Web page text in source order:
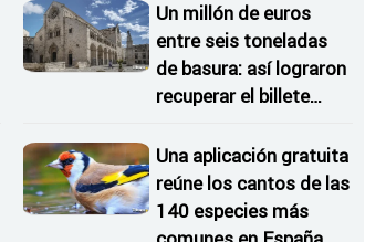
Times'
Un millón de euros
entre seis toneladas
de basura: así lograron
recuperar el billete
Una aplicación gratuita
reúne los cantos de las
140 especies más